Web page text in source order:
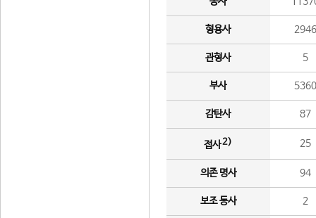
형용사 2946
관형사 5
부사 5360
감탄사 87
접사2) 25
의존 명사 94
보조 동사 2